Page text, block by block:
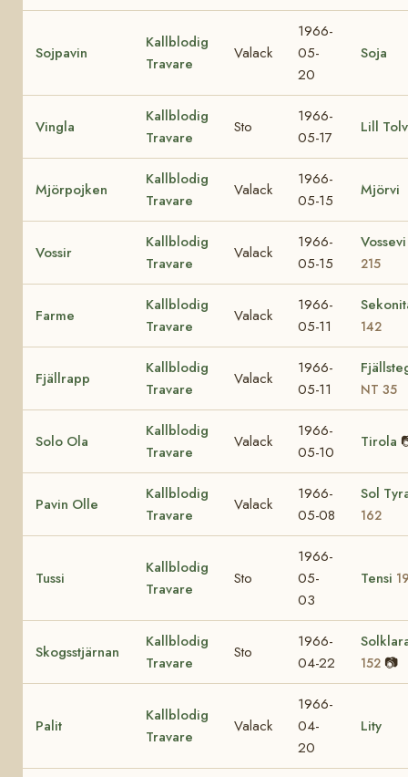
Sojpavin
Kallblodig
Travare
Valack
1966-
05-
20
Soja
Vingla
Kallblodig
Travare
Sto
1966-
05-17
Lill
Mjörpojken
Kallblodig
Travare
Valack
1966-
05-15
Mjörvi
Vossir
Kallblodig
Travare
Valack
1966-
05-15
215
Farme
Kallblodig
Travare
Valack
1966-
05-11
142
Fjällrapp
Kallblodig
Travare
Valack
1966-
05-11
NT 35
Solo Ola
Kallblodig
Travare
Valack
1966-
05-10
Tirola
Pavin Olle
Kallblodig
Travare
Valack
1966-
05-08
Sol
162
Tussi
Kallblodig
Travare
Sto
1966-
05-
03
Tensi
Skogsstjärnan
Kallblodig
Travare
Sto
1966-
04-22
152 📷
Palit
Kallblodig
Travare
Valack
1966-
04-
20
Lity